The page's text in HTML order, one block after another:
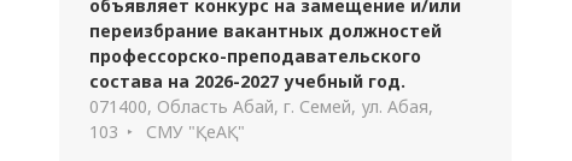
объявляет конкурс на замещение и/или
переизбрание вакантных должностей
профессорско-преподавательского
состава на 2026-2027 учебный год.
071400, Область Абай, г. Семей, ул. Абая,
103
СМУ "ҚеАҚ"